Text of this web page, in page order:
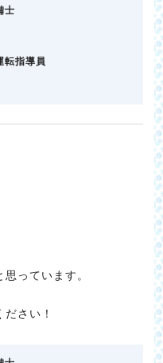
士
転指導員
っています。
さい！